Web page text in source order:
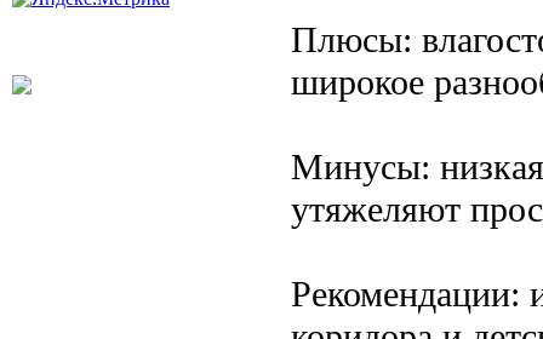
Плюсы:
широкое
Минусы: низкая
утяжеляют
Рекомендации: